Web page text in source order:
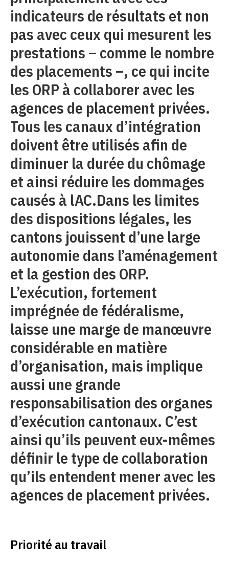
indicateurs de résultats et non
pas avec ceux qui mesurent les
prestations – comme le nombre
des placements –, ce qui incite
les ORP à collaborer avec les
agences de placement privées.
Tous les canaux d’intégration
doivent être utilisés afin de
diminuer la durée du chômage
et ainsi réduire les dommages
causés à lAC.Dans les limites
des dispositions légales, les
cantons jouissent d’une large
autonomie dans l’aménagement
et la gestion des ORP.
L’exécution, fortement
imprégnée de fédéralisme,
laisse une marge de manœuvre
considérable en matière
d’organisation, mais implique
aussi une grande
responsabilisation des organes
d’exécution cantonaux. C’est
ainsi qu’ils peuvent eux-mêmes
définir le type de collaboration
qu’ils entendent mener avec les
agences de placement privées.
Priorité au travail